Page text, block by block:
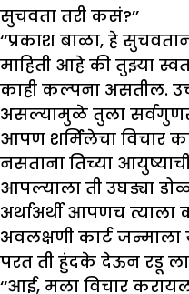
सुचवता तरी कसं?’’
‘‘प्रकाश बाळा, हे
माहिती आहे की तुझ्या
काही कल्पना असतील.
असल्यामुळे तुला
आपण शर्मिलेचा विचार
नसताना तिच्या
आपल्याला ती उघड्या
अर्थाअर्थी आपणच
अवलक्षणी कार्ट जन्माला
परत ती हुंदके देऊन रडू
‘‘आई, मला विचार